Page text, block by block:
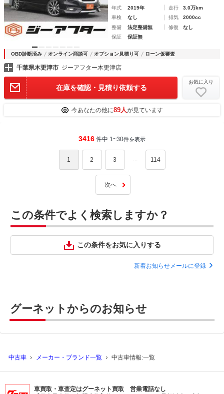
年式 2019年 走行
3.0万km
車検
なし 排気
2000cc
整備
法定整備無 修復
なし
保証
保証無
OBD診断済み オンライン商談可 オプション見積り可 ローン仮審査
千葉県木更津市 ジーアフター木更津店
在庫を確認・見積り依頼する
お気に入り
今あなたの他に89人が見ています
3416 件中 1~30件を表示
1 2 3 ... 114
次へ
この条件でよく検索しますか？
この条件をお気に入りする
新着お知らせメールに登録
グーネットからのお知らせ
中古車 メーカー・ブランド一覧 中古車情報:一覧
車買取・車査定はグーネット買取 営業電話なし